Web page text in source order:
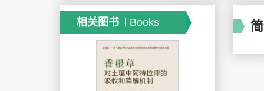
相关图书 Books